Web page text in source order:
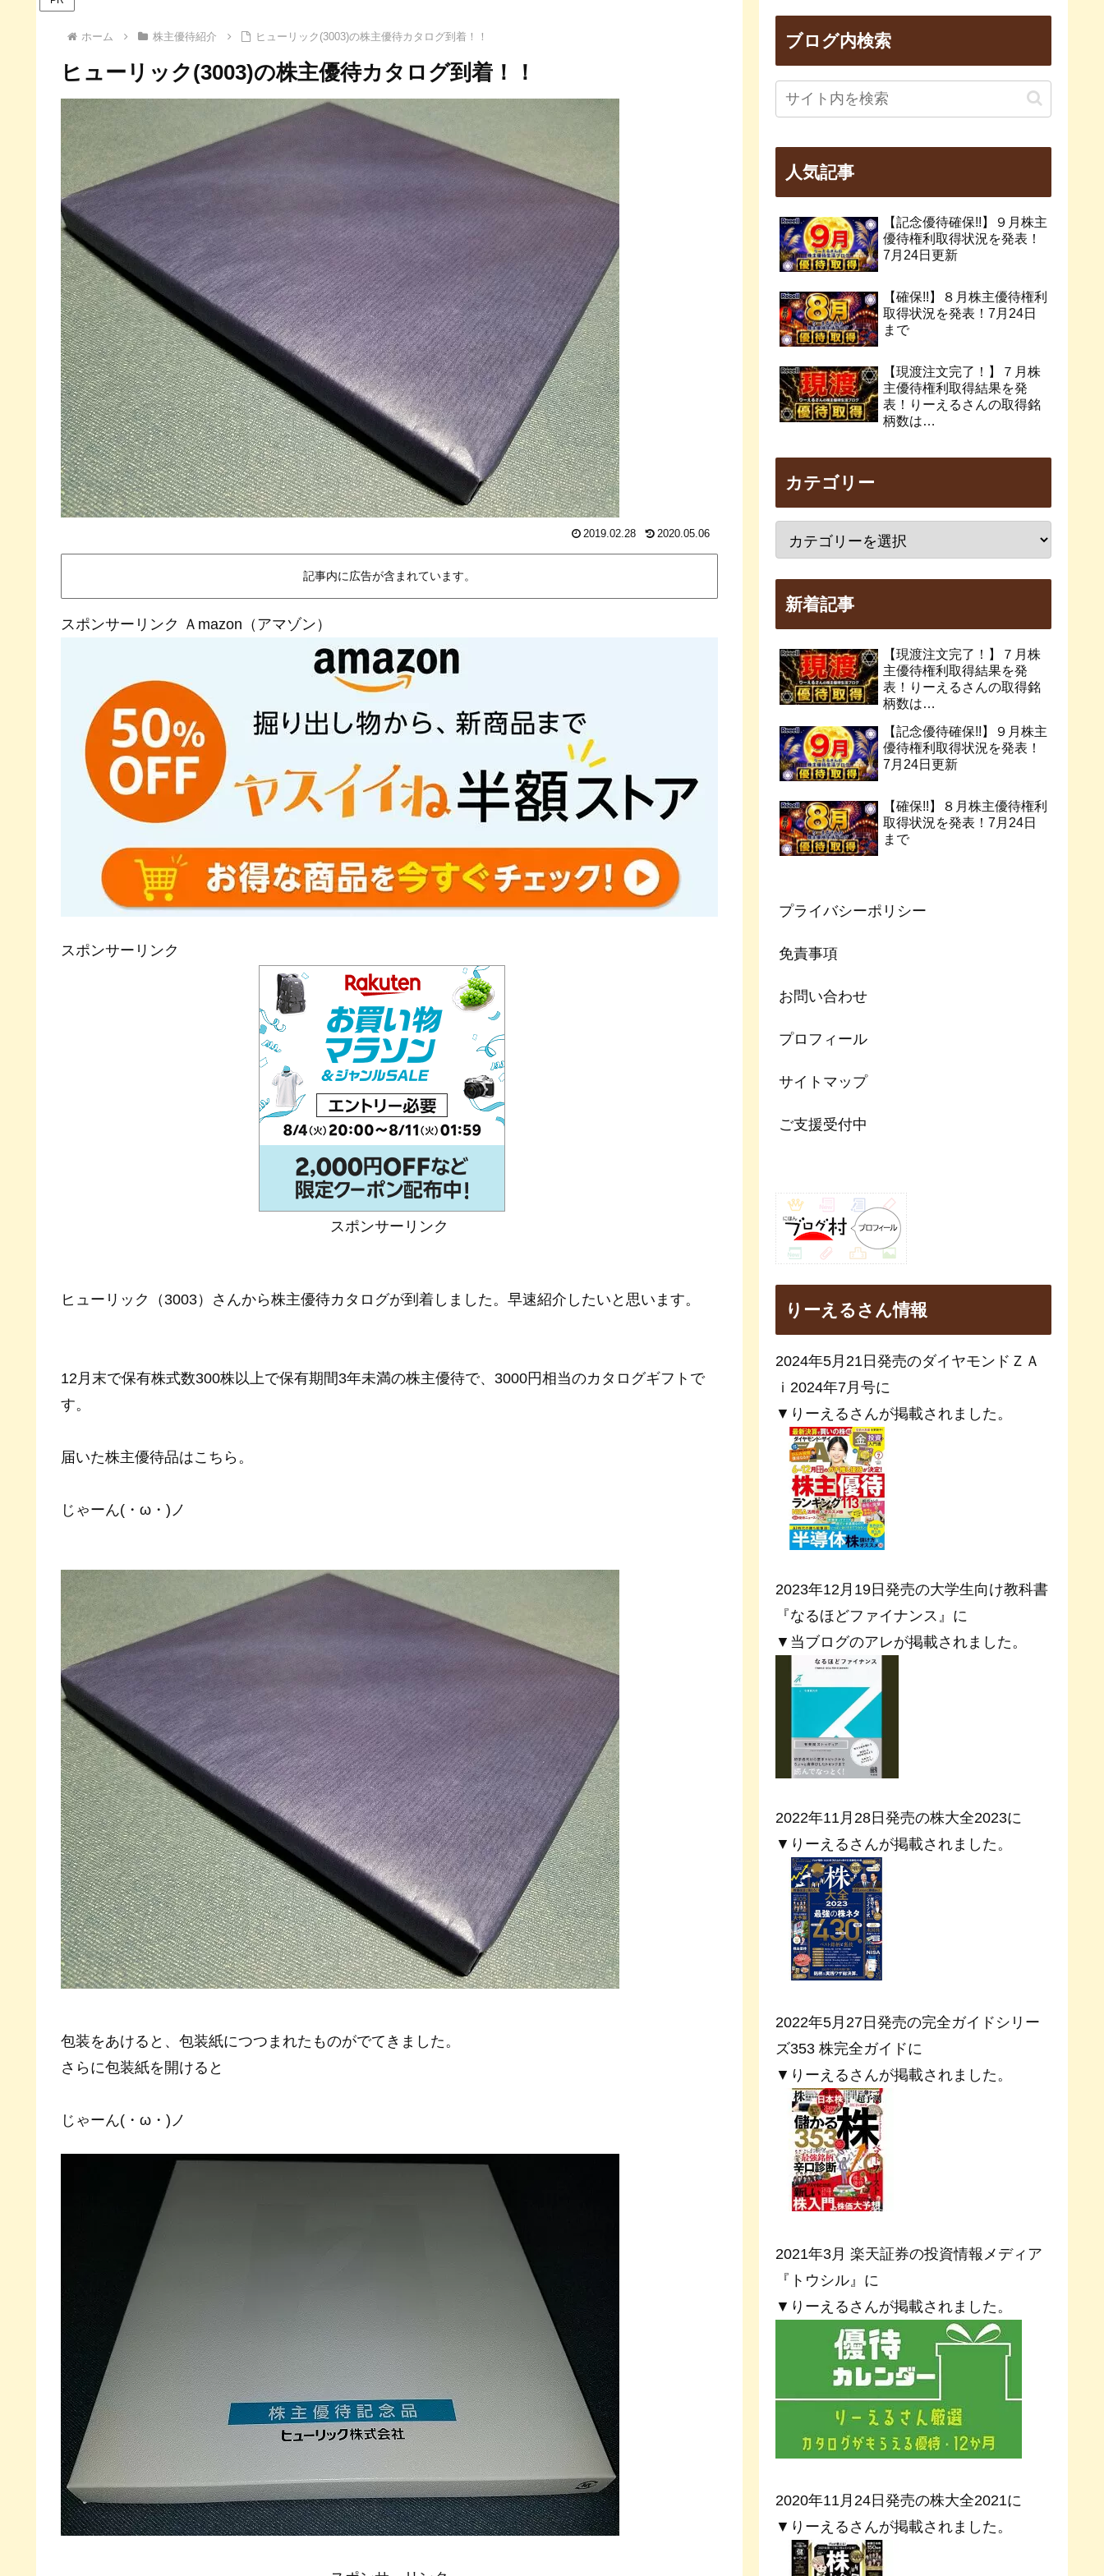
ホーム 株主優待紹介 ヒューリック(3003)の株主優待カタログ到着！！
ヒューリック(3003)の株主優待カタログ到着！！
2019.02.28 2020.05.06
記事内に広告が含まれています。
スポンサーリンク Ａmazon（アマゾン）
スポンサーリンク
スポンサーリンク
ヒューリック（3003）さんから株主優待カタログが到着しました。早速紹介したいと思います。
12月末で保有株式数300株以上で保有期間3年未満の株主優待で、3000円相当のカタログギフトで
す。
届いた株主優待品はこちら。
じゃーん(・ω・)ノ
包装をあけると、包装紙につつまれたものがでてきました。
さらに包装紙を開けると
じゃーん(・ω・)ノ
ブログ内検索
人気記事
【記念優待確保!!】９月株主
優待権利取得状況を発表！
7月24日更新
【確保!!】８月株主優待権利
取得状況を発表！7月24日
まで
【現渡注文完了！】７月株
主優待権利取得結果を発
表！りーえるさんの取得銘
柄数は…
カテゴリー
新着記事
【現渡注文完了！】７月株
主優待権利取得結果を発
表！りーえるさんの取得銘
柄数は…
【記念優待確保!!】９月株主
優待権利取得状況を発表！
7月24日更新
【確保!!】８月株主優待権利
取得状況を発表！7月24日
まで
プライバシーポリシー
免責事項
お問い合わせ
プロフィール
サイトマップ
ご支援受付中
りーえるさん情報
2024年5月21日発売のダイヤモンドＺＡ
ｉ2024年7月号に
▼りーえるさんが掲載されました。
2023年12月19日発売の大学生向け教科書
『なるほどファイナンス』に
▼当ブログのアレが掲載されました。
2022年11月28日発売の株大全2023に
▼りーえるさんが掲載されました。
2022年5月27日発売の完全ガイドシリー
ズ353 株完全ガイドに
▼りーえるさんが掲載されました。
2021年3月 楽天証券の投資情報メディア
『トウシル』に
▼りーえるさんが掲載されました。
2020年11月24日発売の株大全2021に
▼りーえるさんが掲載されました。